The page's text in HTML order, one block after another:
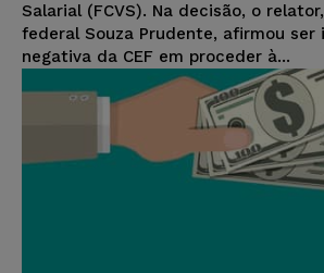
Salarial (FCVS). Na decisão, o
federal Souza Prudente, afirmou ser
negativa da CEF em proceder à...